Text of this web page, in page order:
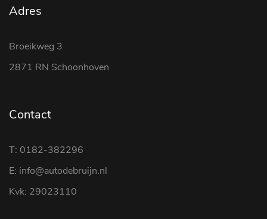
Adres
Broeikweg 3
2871 RN Schoonhoven
Contact
T: 0182-382296
E: info@autodebruijn.nl
Kvk: 29023110